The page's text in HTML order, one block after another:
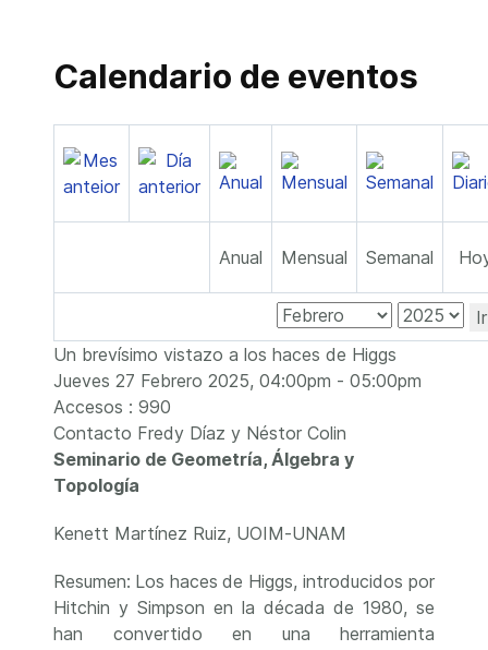
Calendario de eventos
Anual Mensual Semanal
Un brevísimo vistazo a los haces de Higgs
Jueves 27 Febrero 2025, 04:00pm - 05:00pm
Accesos : 990
Contacto Fredy Díaz y Néstor Colin
Seminario de Geometría, Álgebra y
Topología
Kenett Martínez Ruiz, UOIM-UNAM
Resumen: Los haces de Higgs, introducidos por
Hitchin y Simpson en la década de 1980, se
han convertido en una herramienta